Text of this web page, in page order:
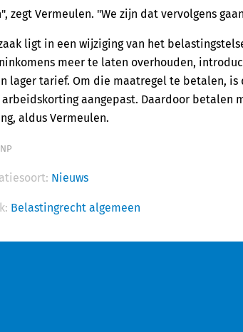
zegt Vermeulen. "We zijn dat vervolgens
ligt in een wijziging van het
meer te laten overhouden,
lager tarief. Om die maatregel te betalen,
arbeidskorting aangepast. Daardoor betalen
aldus Vermeulen.
Nieuws
Belastingrecht algemeen